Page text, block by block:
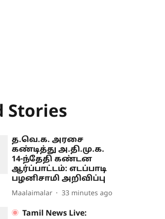
Stories
த.வெ.க. அரசை
கண்டித்து அ.தி.மு.க.
14-ந்தேதி கண்டன
ஆர்ப்பாட்டம்: எடப்பாடி
பழனிசாமி அறிவிப்பு
Maalaimalar 33 minutes ago
Tamil News Live: